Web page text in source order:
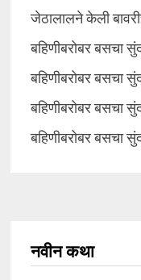
जेठालालने केली
बहिणीबरोबर बसचा
बहिणीबरोबर बसचा
बहिणीबरोबर बसचा
बहिणीबरोबर बसचा
नवीन कथा